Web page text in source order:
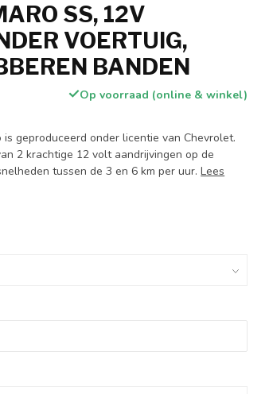
SS, 12V
VOERTUIG,
BANDEN
Op voorraad (online & winkel)
geproduceerd onder licentie van Chevrolet.
2 krachtige 12 volt aandrijvingen op de
tussen de 3 en 6 km per uur.Lees